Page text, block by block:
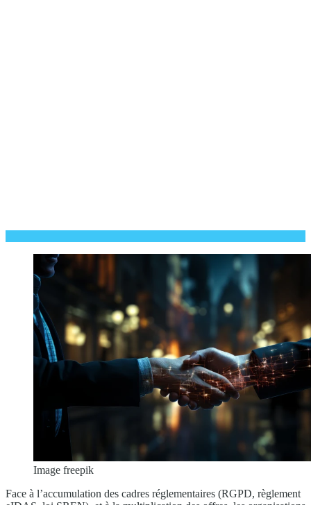
Image freepik
Face à l’accumulation des cadres réglementaires (RGPD, règlement